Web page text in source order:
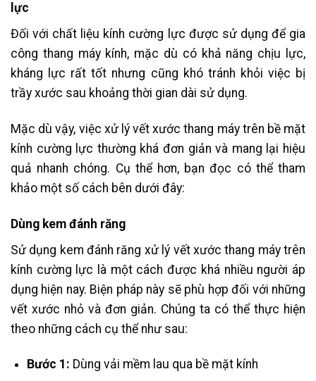
lực
Đối với chất liệu kính cường lực được sử dụng để gia
công thang máy kính, mặc dù có khả năng chịu lực,
kháng lực rất tốt nhưng cũng khó tránh khỏi việc bị
trầy xước sau khoảng thời gian dài sử dụng.
Mặc dù vậy, việc xử lý vết xước thang máy trên bề mặt
kính cường lực thường khá đơn giản và mang lại hiệu
quả nhanh chóng. Cụ thể hơn, bạn đọc có thể tham
khảo một số cách bên dưới đây:
Dùng kem đánh răng
Sử dụng kem đánh răng xử lý vết xước thang máy trên
kính cường lực là một cách được khá nhiều người áp
dụng hiện nay. Biện pháp này sẽ phù hợp đối với những
vết xước nhỏ và đơn giản. Chúng ta có thể thực hiện
theo những cách cụ thể như sau:
Bước 1: Dùng vải mềm lau qua bề mặt kính